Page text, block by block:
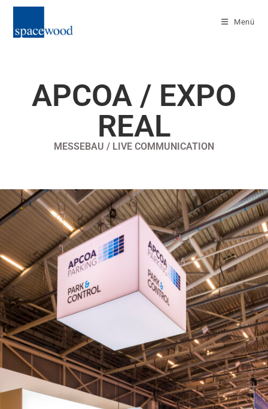
Menü
APCOA / EXPO
REAL
MESSEBAU / LIVE COMMUNICATION